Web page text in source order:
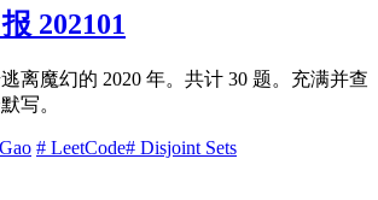
202101
离魔幻的 2020 年。共计 30 题。充满并查
写。
# LeetCode# Disjoint Sets